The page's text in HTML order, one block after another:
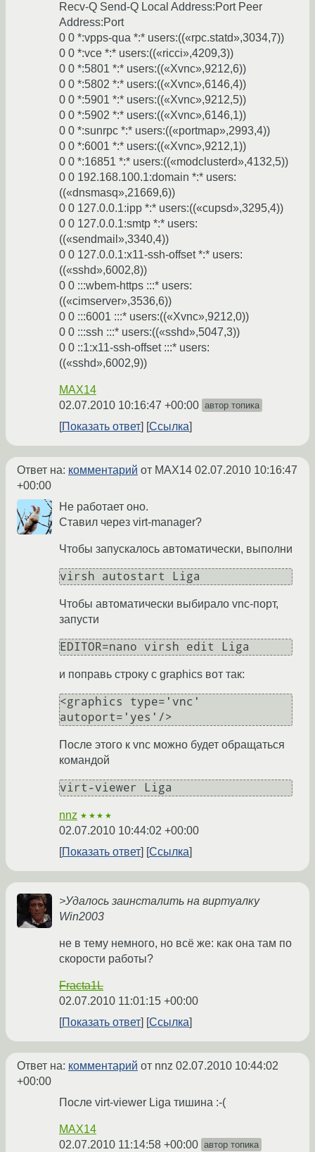
Recv-Q Send-Q Local Address:Port Peer
Address:Port
0 0 *:vpps-qua *:* users:((«rpc.statd»,3034,7))
0 0 *:vce *:* users:((«ricci»,4209,3))
0 0 *:5801 *:* users:((«Xvnc»,9212,6))
0 0 *:5802 *:* users:((«Xvnc»,6146,4))
0 0 *:5901 *:* users:((«Xvnc»,9212,5))
0 0 *:5902 *:* users:((«Xvnc»,6146,1))
0 0 *:sunrpc *:* users:((«portmap»,2993,4))
0 0 *:6001 *:* users:((«Xvnc»,9212,1))
0 0 *:16851 *:* users:((«modclusterd»,4132,5))
0 0 192.168.100.1:domain *:* users:
((«dnsmasq»,21669,6))
0 0 127.0.0.1:ipp *:* users:((«cupsd»,3295,4))
0 0 127.0.0.1:smtp *:* users:
((«sendmail»,3340,4))
0 0 127.0.0.1:x11-ssh-offset *:* users:
((«sshd»,6002,8))
0 0 :::wbem-https :::* users:
((«cimserver»,3536,6))
0 0 :::6001 :::* users:((«Xvnc»,9212,0))
0 0 :::ssh :::* users:((«sshd»,5047,3))
0 0 ::1:x11-ssh-offset :::* users:
((«sshd»,6002,9))
MAX14
02.07.2010 10:16:47 +00:00 автор топика
Показать ответ Ссылка
Ответ на: комментарий от MAX14 02.07.2010 10:16:47
+00:00
Не работает оно.
Ставил через virt-manager?
Чтобы запускалось автоматически, выполни
virsh autostart Liga
Чтобы автоматически выбирало vnc-порт,
запусти
EDITOR=nano virsh edit Liga
и поправь строку с graphics вот так:
<graphics type='vnc'
autoport='yes'/>
После этого к vnc можно будет обращаться
командой
virt-viewer Liga
nnz ★★★★
02.07.2010 10:44:02 +00:00
Показать ответ
Ссылка
>Удалось заинсталить на виртуалку
Win2003
не в тему немного, но всё же: как она там по
скорости работы?
Fracta1L
02.07.2010 11:01:15 +00:00
Показать ответ
Ссылка
Ответ на: комментарий от nnz 02.07.2010 10:44:02
+00:00
После virt-viewer Liga тишина :-(
MAX14
02.07.2010 11:14:58 +00:00 автор топика